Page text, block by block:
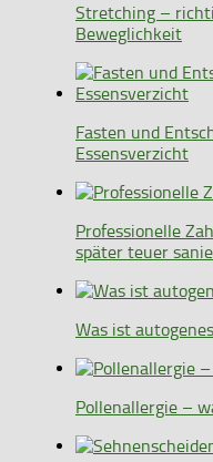
Stretching –
Beweglichkeit
Fasten und
Essensverzicht
Professionelle
später teuer
Was ist
Pollenallergie –